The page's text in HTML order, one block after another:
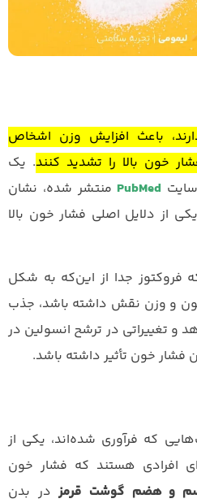
باعث افزایش وزن اشخاص
خون بالا را تشدید کنند. یک
PubMedمنتشر شده، نشان
از دلایل اصلی فشار خون بالا
فروکتوز جدا از این‌که به شکل
و وزن نقش داشته باشد، جذب
و تغییراتی در ترشح انسولین در
فشار خون تأثیر داشته باشد.
که فرآوری شده‌اند، یکی از
افرادی هستند که فشار خون
و هضم گوشت قرمزدر بدن